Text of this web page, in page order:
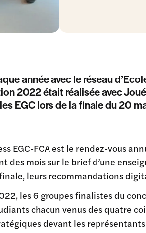
année avec le réseau
2022 était réalisée avec
EGC lors de la finale du 20
EGC-FCA est le rendez-vous
des mois sur le brief d’une
leurs recommandations
les 6 groupes finalistes du
chacun venus des quatre
devant les